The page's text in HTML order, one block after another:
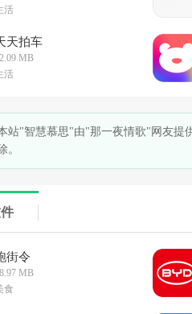
活
天拍车
MB
活
站"智慧慕思"由"那一夜情歌"网友提
。
街令
MB
食